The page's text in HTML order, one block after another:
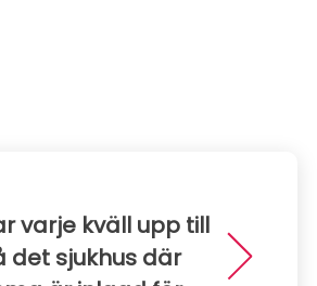
varje kväll upp till
det sjukhus där